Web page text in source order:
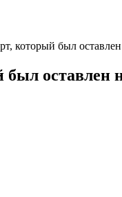
который был
оставлен